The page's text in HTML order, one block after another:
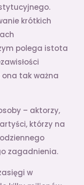
krótkich
polega istota
tak ważna
– aktorzy,
którzy na
zagadnienia.
w